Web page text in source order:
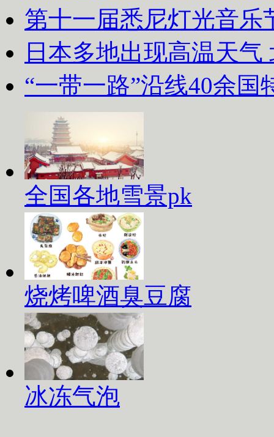
第十一届悉尼灯光音乐
日本多地出现高温天
“一带一路”沿线40余国
全国各地雪景pk
烧烤啤酒臭豆腐
冰冻气泡